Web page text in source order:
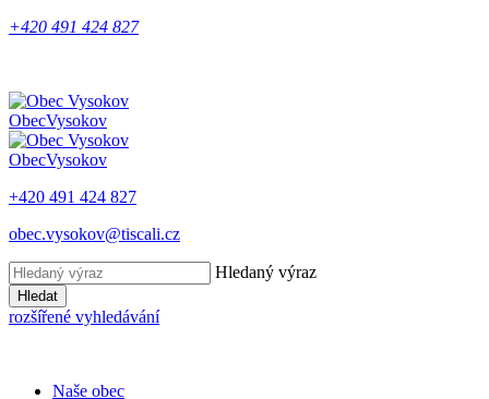
+420 491 424 827
ObecVysokov
ObecVysokov
+420 491 424 827
obec.vysokov@tiscali.cz
Hledaný výraz
Hledat
rozšířené vyhledávání
Naše obec